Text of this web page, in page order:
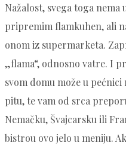
Nažalost, svega toga nema
pripremim flamkuhen, ali
onom iz supermarketa.
„flama“, odnosno vatre. I
svom domu može u
pitu, te vam od srca
Nemačku, Švajcarsku ili
bistrou ovo jelо u meniju.